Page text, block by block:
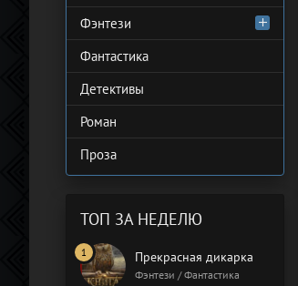
Фэнтези
Фантастика
Детективы
Роман
Проза
ТОП ЗА НЕДЕЛЮ
Прекрасная дикарка
Фэнтези / Фантастика